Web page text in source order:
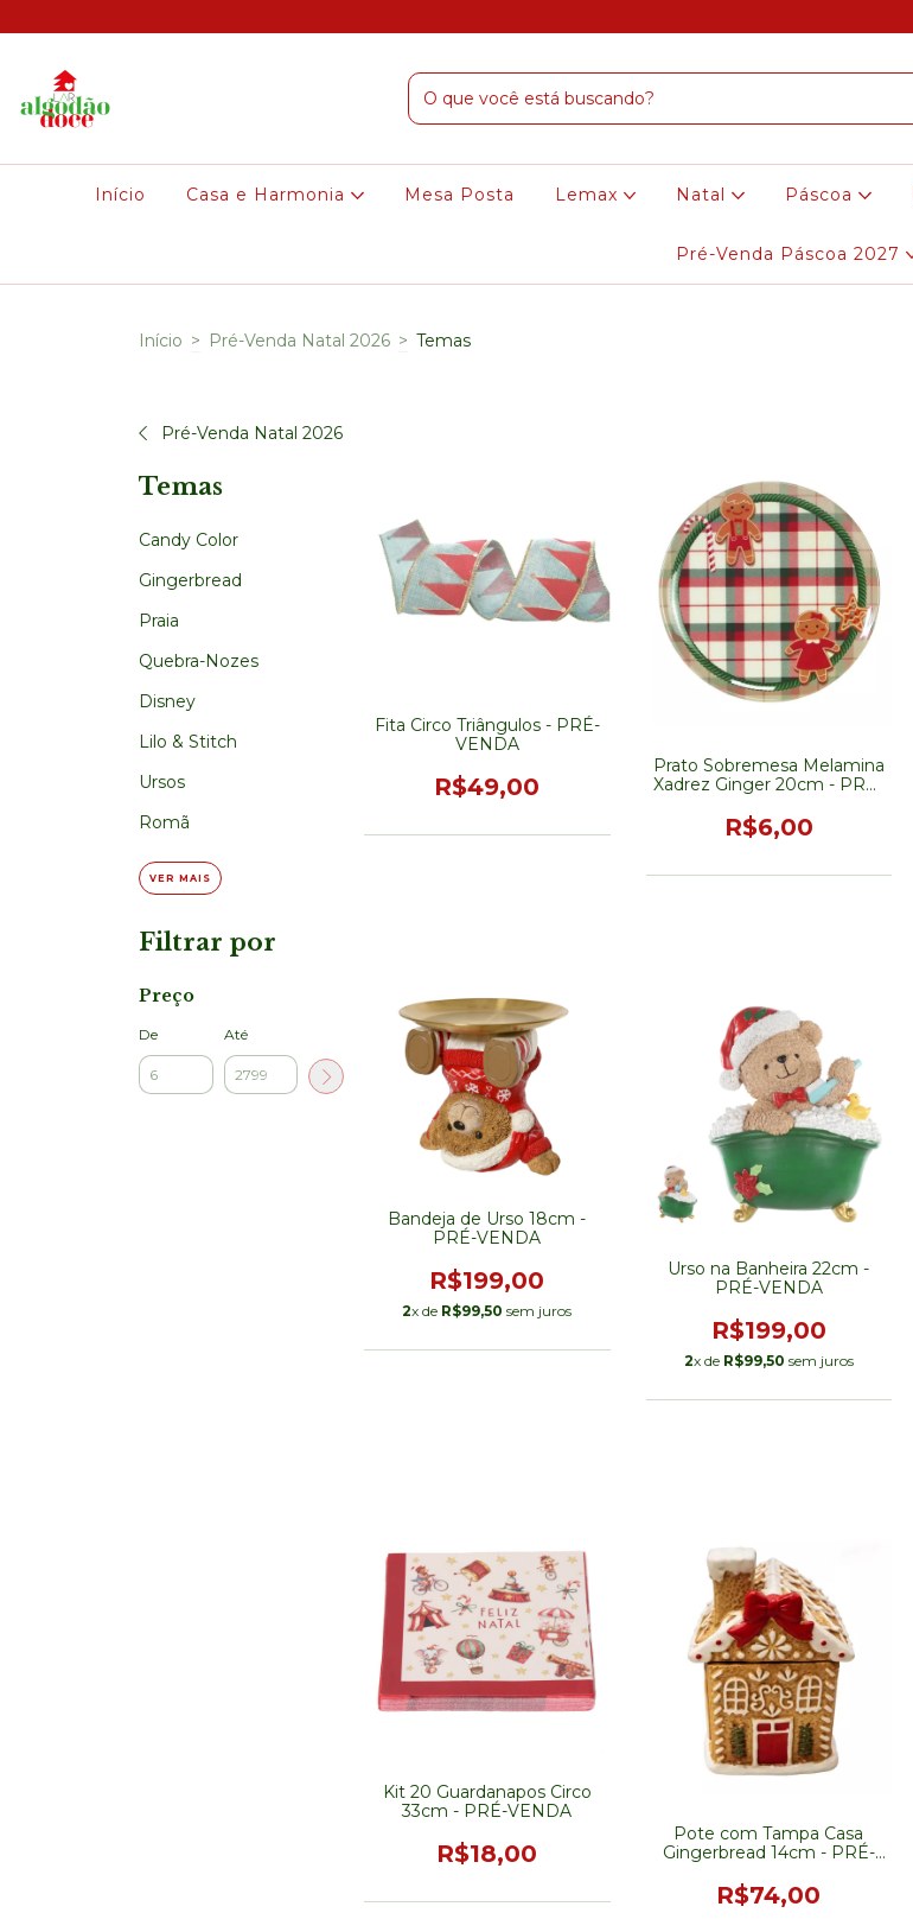
Início Casa e Harmonia Mesa Posta Lemax Natal Páscoa
Pré-Venda Páscoa 2027
Início > Pré-Venda Natal 2026 > Temas
Pré-Venda Natal 2026
Temas
Candy Color
Gingerbread
Praia
Quebra-Nozes
Disney
Lilo & Stitch
Ursos
Romã
VER MAIS
Filtrar por
Preço
De Até
Fita Circo Triângulos - PRÉ-
VENDA
R$49,00
Prato Sobremesa Melamina
Xadrez Ginger 20cm - PRÉ-
R$6,00
Bandeja de Urso 18cm -
PRÉ-VENDA
R$199,00
2x de R$99,50 sem juros
Urso na Banheira 22cm -
PRÉ-VENDA
R$199,00
2x de R$99,50 sem juros
Kit 20 Guardanapos Circo
33cm - PRÉ-VENDA
R$18,00
Pote com Tampa Casa
Gingerbread 14cm - PRÉ-
R$74,00